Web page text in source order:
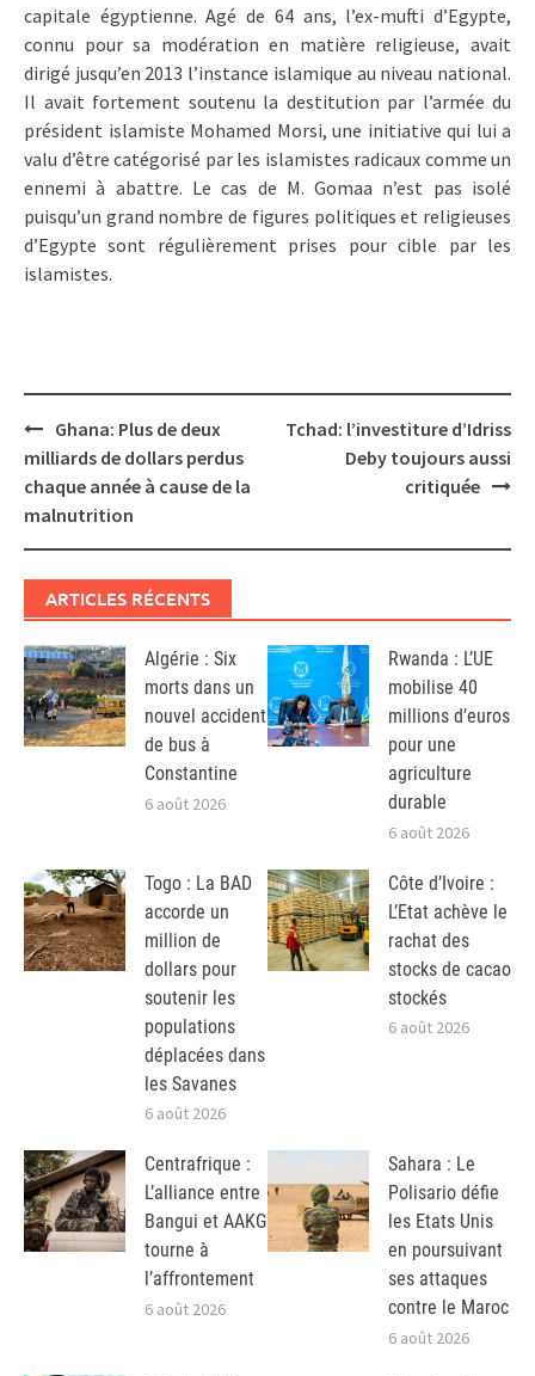
capitale égyptienne. Agé de 64 ans, l’ex-mufti d’Egypte,
connu pour sa modération en matière religieuse, avait
dirigé jusqu’en 2013 l’instance islamique au niveau national.
Il avait fortement soutenu la destitution par l’armée du
président islamiste Mohamed Morsi, une initiative qui lui a
valu d’être catégorisé par les islamistes radicaux comme un
ennemi à abattre. Le cas de M. Gomaa n’est pas isolé
puisqu’un grand nombre de figures politiques et religieuses
d’Egypte sont régulièrement prises pour cible par les
islamistes.
Post
navigation
Ghana: Plus de deux
milliards de dollars perdus
chaque année à cause de la
malnutrition
Tchad: l’investiture d’Idriss
Deby toujours aussi
critiquée
ARTICLES RÉCENTS
Algérie : Six
morts dans un
nouvel accident
de bus à
Constantine
6 août 2026
Rwanda : L’UE
mobilise 40
millions d’euros
pour une
agriculture
durable
6 août 2026
Togo : La BAD
accorde un
million de
dollars pour
soutenir les
populations
déplacées dans
les Savanes
6 août 2026
Côte d’Ivoire :
L’Etat achève le
rachat des
stocks de cacao
stockés
6 août 2026
Centrafrique :
L’alliance entre
Bangui et AAKG
tourne à
l’affrontement
6 août 2026
Sahara : Le
Polisario défie
les Etats Unis
en poursuivant
ses attaques
contre le Maroc
6 août 2026